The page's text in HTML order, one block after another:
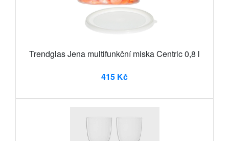
Trendglas Jena multifunkční miska Centric 0,8 l
415 Kč